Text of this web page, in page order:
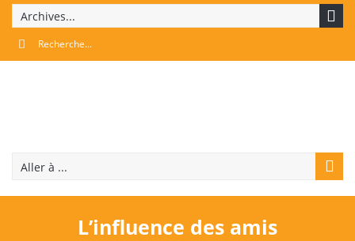
Archives...
Aller à ...
L’influence des amis